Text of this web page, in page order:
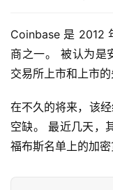
信
仰
a
h
r
9
Coinbase 是 2012
商之一。 被认为是
交易所上市和上市的
在不久的将来，该
空缺。 最近几天，
福布斯名单上的加